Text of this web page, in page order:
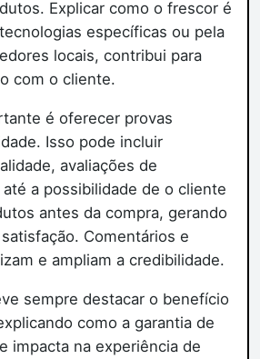
Explicar como o frescor é
específicas ou pela
locais, contribui para
com o cliente.
é oferecer provas
Isso pode incluir
avaliações de
a possibilidade de o cliente
antes da compra, gerando
Comentários e
e ampliam a credibilidade.
sempre destacar o benefício
como a garantia de
impacta na experiência de